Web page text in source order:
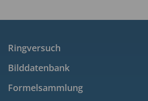
Ringversuch
Bilddatenbank
Formelsammlung